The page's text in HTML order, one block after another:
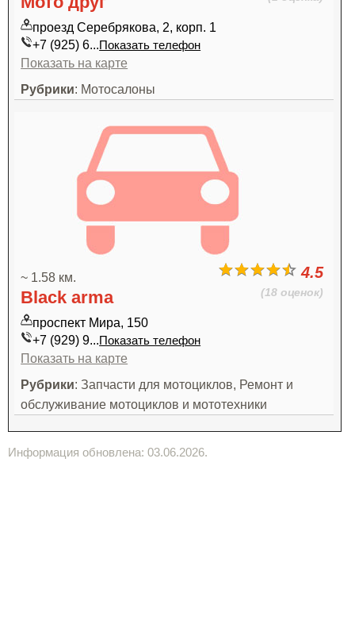
проезд Серебрякова, 2, корп. 1
+7 (925) 6...Показать телефон
Показать на карте
Рубрики: Мотосалоны
4.5
(18 оценок)
~ 1.58 км.
Black arma
проспект Мира, 150
+7 (929) 9...Показать телефон
Показать на карте
Рубрики: Запчасти для мотоциклов, Ремонт и
обслуживание мотоциклов и мототехники
Информация обновлена: 03.06.2026.